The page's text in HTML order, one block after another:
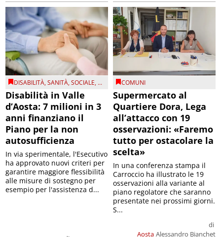
DISABILITÀ,SANITÀ,SOCIALE, ...
Disabilità in Valle
d’Aosta: 7 milioni in 3
anni finanziano il
Piano per la non
autosufficienza
In via sperimentale, l'Esecutivo
ha approvato nuovi criteri per
garantire maggiore flessibilità
alle misure di sostegno per
esempio per l'assistenza d...
COMUNI
Supermercato al
Quartiere Dora, Lega
all’attacco con 19
osservazioni: «Faremo
tutto per ostacolare la
scelta»
Aosta
di
Alessandro Bianchet
In una conferenza stampa il
Carroccio ha illustrato le 19
osservazioni alla variante al
piano regolatore che saranno
presentate nei prossimi giorni.
S...